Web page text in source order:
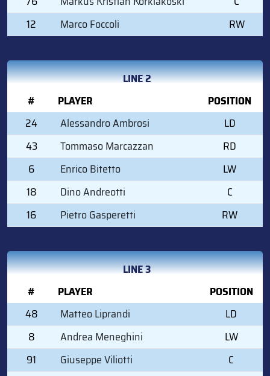
12
Marco Foccoli RW
LINE 2
#
PLAYER
POSITION
24
Alessandro Ambrosi
LD
43
Tommaso Marcazzan
RD
6
Enrico Bitetto
LW
18
Dino Andreotti
C
16
Pietro Gasperetti RW
LINE 3
#
PLAYER
POSITION
48
Matteo Liprandi
LD
8
Andrea Meneghini
LW
91
Giuseppe Viliotti
C